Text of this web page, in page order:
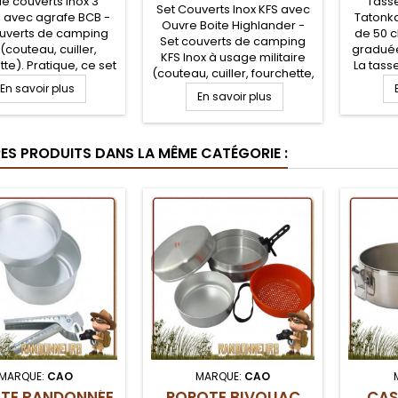
agrafe BCB -
de camping
cuiller,
Pratique, ce set
en acier
sera très
adapté à tous les
entre eux par une
permettant de les
le transport
En savoir plus
Set Couverts Inox KFS avec
Ouvre Boite Highlander -
Set couverts de camping
KFS Inox à usage militaire
(couteau, cuiller, fourchette,
ouvre boite, décapsuleur).
Pratique, en acier
inoxydable sera très
terrains. Les élements se
range dans le manche de
maintenir groupés
En savoir plus
de 50
La
sans
bois
PRODUITS DANS LA MÊME CATÉGORIE :
CAO MARQUE: CAO